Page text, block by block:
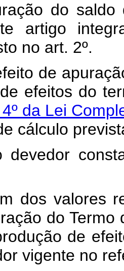
do
artigo
no art. 2º.
de
efeitos do
da Lei
cálculo
dos valores
do
de
vigente no